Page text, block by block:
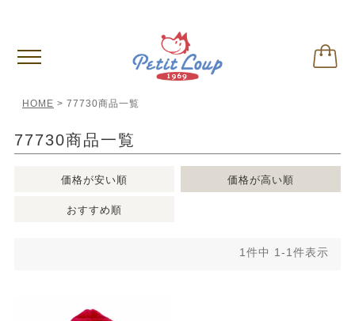
HOME 77730商品一覧
77730商品一覧
価格が安い順 価格が高い順
おすすめ順
1件中 1-1件表示